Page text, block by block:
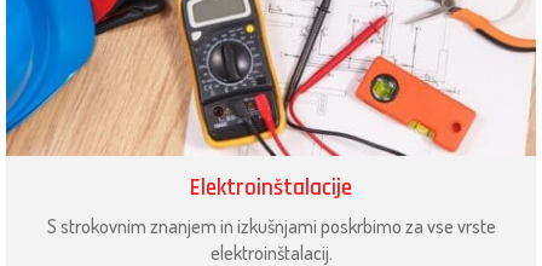
Elektroinštalacije
S strokovnim znanjem in izkušnjami poskrbimo za vse vrste
elektroinštalacij.